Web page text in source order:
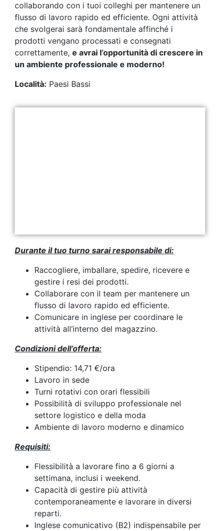
collaborando con i tuoi colleghi per mantenere un
flusso di lavoro rapido ed efficiente. Ogni attività
che svolgerai sarà fondamentale affinché i
prodotti vengano processati e consegnati
correttamente, e avrai l’opportunità di crescere in
un ambiente professionale e moderno!
Località: Paesi Bassi
Durante il tuo turno sarai responsabile di:
Raccogliere, imballare, spedire, ricevere e
gestire i resi dei prodotti.
Collaborare con il team per mantenere un
flusso di lavoro rapido ed efficiente.
Comunicare in inglese per coordinare le
attività all’interno del magazzino.
Condizioni dell’offerta:
Stipendio: 14,71 €/ora
Lavoro in sede
Turni rotativi con orari flessibili
Possibilità di sviluppo professionale nel
settore logistico e della moda
Ambiente di lavoro moderno e dinamico
Requisiti:
Flessibilità a lavorare fino a 6 giorni a
settimana, inclusi i weekend.
Capacità di gestire più attività
contemporaneamente e lavorare in diversi
reparti.
Inglese comunicativo (B2) indispensabile per